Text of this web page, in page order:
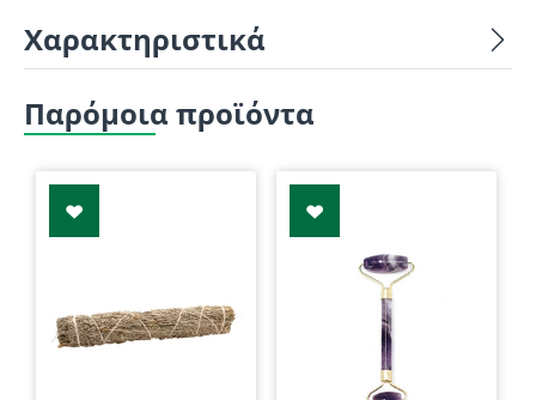
Χαρακτηριστικά
Παρόμοια προϊόντα